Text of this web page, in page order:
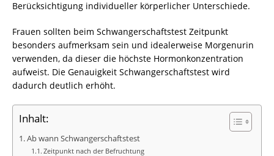
Berücksichtigung individueller körperlicher Unterschiede.
Frauen sollten beim Schwangerschaftstest Zeitpunkt
besonders aufmerksam sein und idealerweise Morgenurin
verwenden, da dieser die höchste Hormonkonzentration
aufweist. Die Genauigkeit Schwangerschaftstest wird
dadurch deutlich erhöht.
Inhalt:
Ab wann Schwangerschaftstest
Zeitpunkt nach der Befruchtung